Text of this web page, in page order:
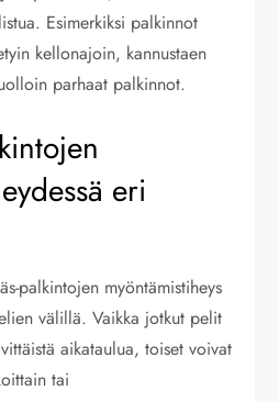
Esimerkiksi palkinnot
kellonajoin, kannustaen
parhaat palkinnot.
eri
palkintojen myöntämistiheys
välillä. Vaikka jotkut pelit
aikataulua, toiset voivat
tai